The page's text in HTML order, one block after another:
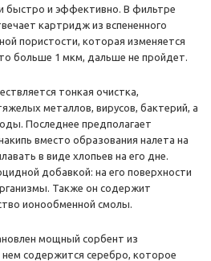
быстро и эффективно. В фильтре
картридж из вспененного
пористости, которая изменяется
больше 1 мкм, дальше не пройдет.
тонкая очистка,
металлов, вирусов, бактерий, а
Последнее предполагает
вместо образования налета на
в виде хлопьев на его дне.
добавкой: на его поверхности
Также он содержит
ионообменной смолы.
мощный сорбент из
нем содержится серебро, которое